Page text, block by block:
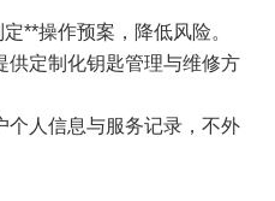
**操作预案，降低风险。
定制化钥匙管理与维修方
人信息与服务记录，不外